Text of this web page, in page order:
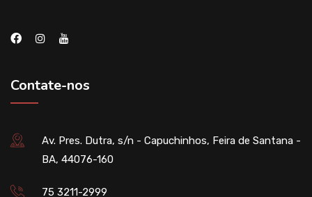
Contate-nos
Av. Pres. Dutra, s/n - Capuchinhos, Feira de Santana -
BA, 44076-160
75 3211-2999